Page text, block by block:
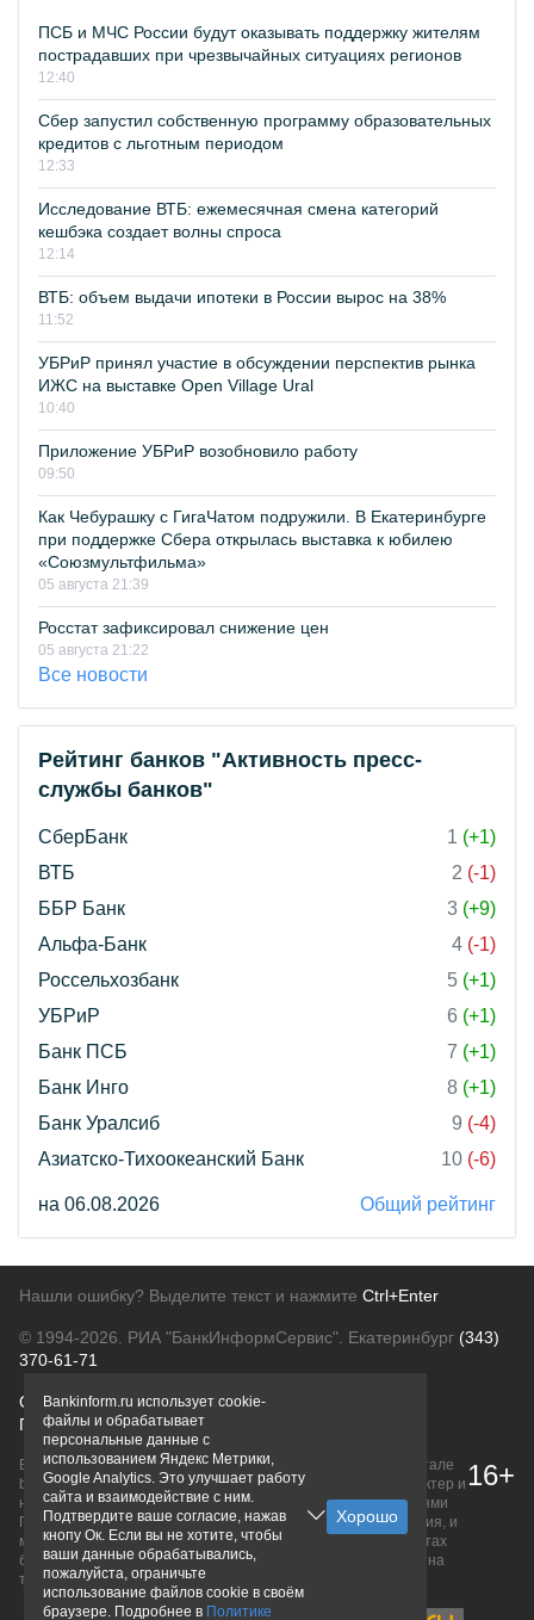
ПСБ и МЧС России будут оказывать поддержку жителям
пострадавших при чрезвычайных ситуациях регионов
12:40
Сбер запустил собственную программу образовательных
кредитов с льготным периодом
12:33
Исследование ВТБ: ежемесячная смена категорий
кешбэка создает волны спроса
12:14
ВТБ: объем выдачи ипотеки в России вырос на 38%
11:52
УБРиР принял участие в обсуждении перспектив рынка
ИЖС на выставке Open Village Ural
10:40
Приложение УБРиР возобновило работу
09:50
Как Чебурашку с ГигаЧатом подружили. В Екатеринбурге
при поддержке Сбера открылась выставка к юбилею
«Союзмультфильма»
05 августа 21:39
Росстат зафиксировал снижение цен
05 августа 21:22
Все новости
Рейтинг банков "Активность пресс-
службы банков"
СберБанк 1 (+1)
ВТБ
2 (-1)
ББР Банк
3 (+9)
Альфа-Банк
4 (-1)
Россельхозбанк
5 (+1)
УБРиР
6 (+1)
Банк ПСБ
7 (+1)
Банк Инго
8 (+1)
Банк Уралсиб
9 (-4)
Азиатско-Тихоокеанский Банк
10 (-6)
на 06.08.2026 Общий рейтинг
Нашли ошибку? Выделите текст и нажмите Ctrl+Enter
© 1994-2026. РИА "БанкИнформСервис". Екатеринбург (343)
370-61-71
О проектеПолитика конфиденциальности
Правовая информацияДля рекламодателей
Вся информация о продуктах банков, размещенная на портале
bankinform.ru, носит исключительно ознакомительный характер и
не является публичной офертой, определяемой положениями
ГК РФ. Информация не содержит точного и полного описания, и
может быть изменена. Конечные условия уточняйте на сайтах
банков или при личном обращении. Исключительное право на
товарные знаки принадлежит их правообладателям.
16+
Bankinform.ru использует cookie-
файлы и обрабатывает
персональные данные с
использованием Яндекс Метрики,
Google Analytics. Это улучшает работу
сайта и взаимодействие с ним.
Подтвердите ваше согласие, нажав
кнопу Ок. Если вы не хотите, чтобы
ваши данные обрабатывались,
пожалуйста, ограничьте
использование файлов cookie в своём
браузере. Подробнее в Политике